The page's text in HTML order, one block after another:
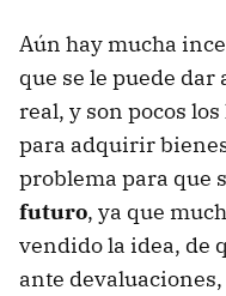
Aún hay mucha
que se le puede
real, y son pocos
para adquirir
problema para que
futuro, ya que
vendido la idea, de
ante